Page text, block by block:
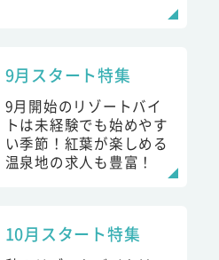
9月スタート特集
9月開始のリゾートバイ
トは未経験でも始めやす
い季節！紅葉が楽しめる
温泉地の求人も豊富！
10月スタート特集